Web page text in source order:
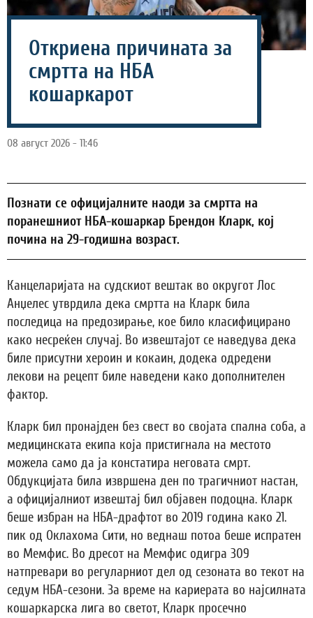
Откриена причината за
смртта на НБА
кошаркарот
08 август 2026 - 11:46
Познати се официјалните наоди за смртта на
поранешниот НБА-кошаркар Брендон Кларк, кој
почина на 29-годишна возраст.
Канцеларијата на судскиот вештак во округот Лос
Анџелес утврдила дека смртта на Кларк била
последица на предозирање, кое било класифицирано
како несреќен случај. Во извештајот се наведува дека
биле присутни хероин и кокаин, додека одредени
лекови на рецепт биле наведени како дополнителен
фактор.
Кларк бил пронајден без свест во својата спална соба, а
медицинската екипа која пристигнала на местото
можела само да ја констатира неговата смрт.
Обдукцијата била извршена ден по трагичниот настан,
а официјалниот извештај бил објавен подоцна. Кларк
беше избран на НБА-драфтот во 2019 година како 21.
пик од Оклахома Сити, но веднаш потоа беше испратен
во Мемфис. Во дресот на Мемфис одигра 309
натпревари во регуларниот дел од сезоната во текот на
седум НБА-сезони. За време на кариерата во најсилната
кошаркарска лига во светот, Кларк просечно